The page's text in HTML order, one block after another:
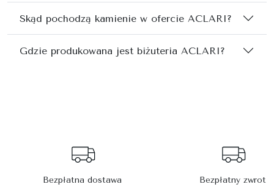
Skąd pochodzą kamienie w ofercie ACLARI?
Gdzie produkowana jest biżuteria ACLARI?
Bezpłatna dostawa
Bezpłatny zwrot